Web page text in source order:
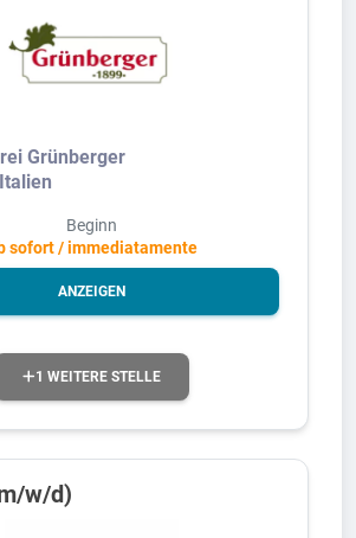
Grünberger
Beginn
sofort / immediatamente
ANZEIGEN
1 WEITERE STELLE
w/d)